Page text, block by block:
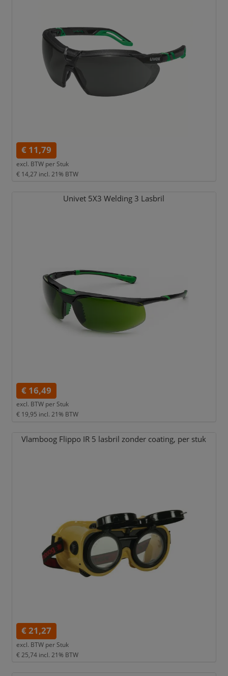
€ 11,79
excl. BTW per Stuk
€ 14,27 incl. 21% BTW
Univet 5X3 Welding 3 Lasbril
€ 16,49
excl. BTW per Stuk
€ 19,95 incl. 21% BTW
Vlamboog Flippo IR 5 lasbril zonder coating, per stuk
€ 21,27
excl. BTW per Stuk
€ 25,74 incl. 21% BTW